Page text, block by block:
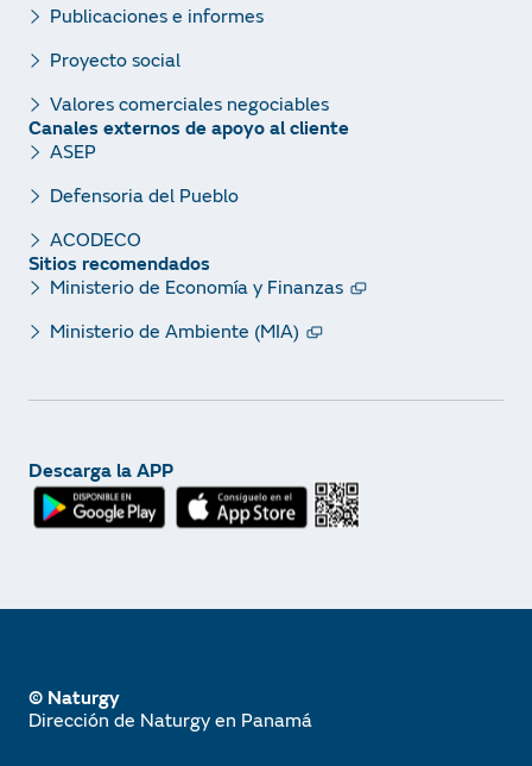
Descarga la APP
Publicaciones e informes
Proyecto social
Valores comerciales negociables
Canales externos de apoyo al cliente
ASEP
Defensoria del Pueblo
ACODECO
Sitios recomendados
Ministerio de Economía y Finanzas
Ministerio de Ambiente (MIA)
© Naturgy
Dirección de Naturgy en Panamá